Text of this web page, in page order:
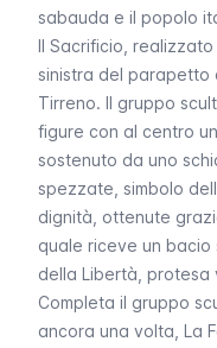
sabauda e il popolo
Il Sacrificio ,
sinistra del parapetto
Tirreno. Il gruppo
figure con al centro
sostenuto da uno
spezzate, simbolo
dignità, ottenute
quale riceve un bacio
della Libertà, protesa
Completa il gruppo
ancora una volta, La